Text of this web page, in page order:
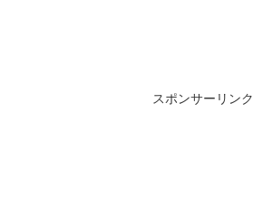
スポンサーリンク